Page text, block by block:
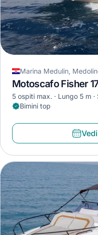
Marina Medulin,
Motoscafo Fisher
5 ospiti max. Lungo 5 m
Bimini top